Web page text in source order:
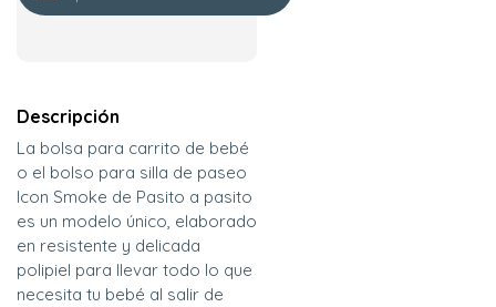
Descripción
La bolsa para carrito de bebé
o el bolso para silla de paseo
Icon Smoke de Pasito a pasito
es un modelo único, elaborado
en resistente y delicada
polipiel para llevar todo lo que
necesita tu bebé al salir de